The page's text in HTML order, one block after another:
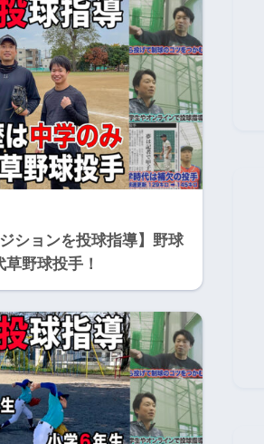
ションを投球指導】野球
野球投手！